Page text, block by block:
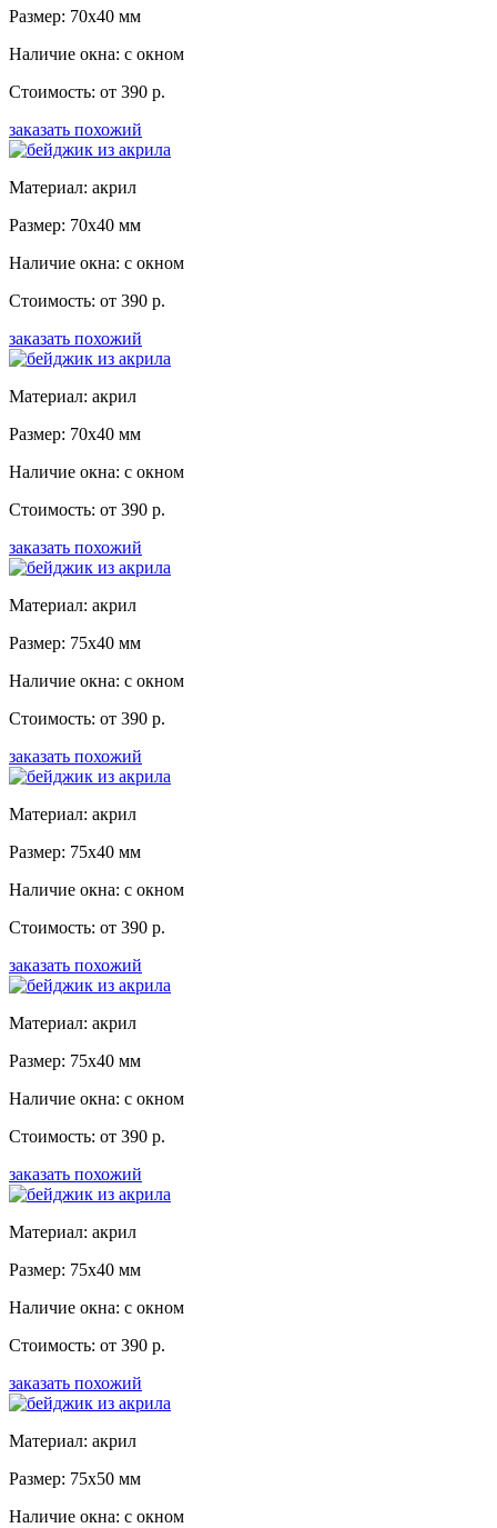
Размер: 70x40 мм
Наличие окна: с окном
Стоимость: от 390 р.
заказать похожий
Материал: акрил
Размер: 70x40 мм
Наличие окна: с окном
Стоимость: от 390 р.
заказать похожий
Материал: акрил
Размер: 70x40 мм
Наличие окна: с окном
Стоимость: от 390 р.
заказать похожий
Материал: акрил
Размер: 75x40 мм
Наличие окна: с окном
Стоимость: от 390 р.
заказать похожий
Материал: акрил
Размер: 75x40 мм
Наличие окна: с окном
Стоимость: от 390 р.
заказать похожий
Материал: акрил
Размер: 75x40 мм
Наличие окна: с окном
Стоимость: от 390 р.
заказать похожий
Материал: акрил
Размер: 75x40 мм
Наличие окна: с окном
Стоимость: от 390 р.
заказать похожий
Материал: акрил
Размер: 75x50 мм
Наличие окна: с окном